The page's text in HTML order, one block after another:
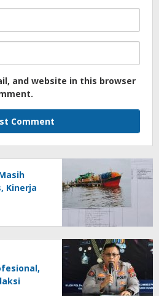
and website in this browser
Kinerja